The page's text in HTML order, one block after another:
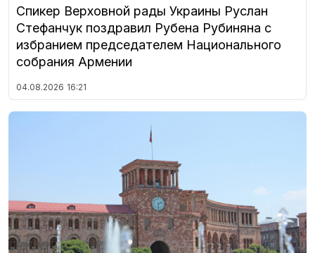
Спикер Верховной рады Украины Руслан
Стефанчук поздравил Рубена Рубиняна с
избранием председателем Национального
собрания Армении
04.08.2026 16:21